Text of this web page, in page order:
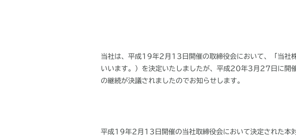
当社は、平成19年2月13日開催の取締役会において、「当社
いいます。）を決定いたしましたが、平成20年3月27日に開
の継続が決議されましたのでお知らせします。
平成19年2月13日開催の当社取締役会において決定された本